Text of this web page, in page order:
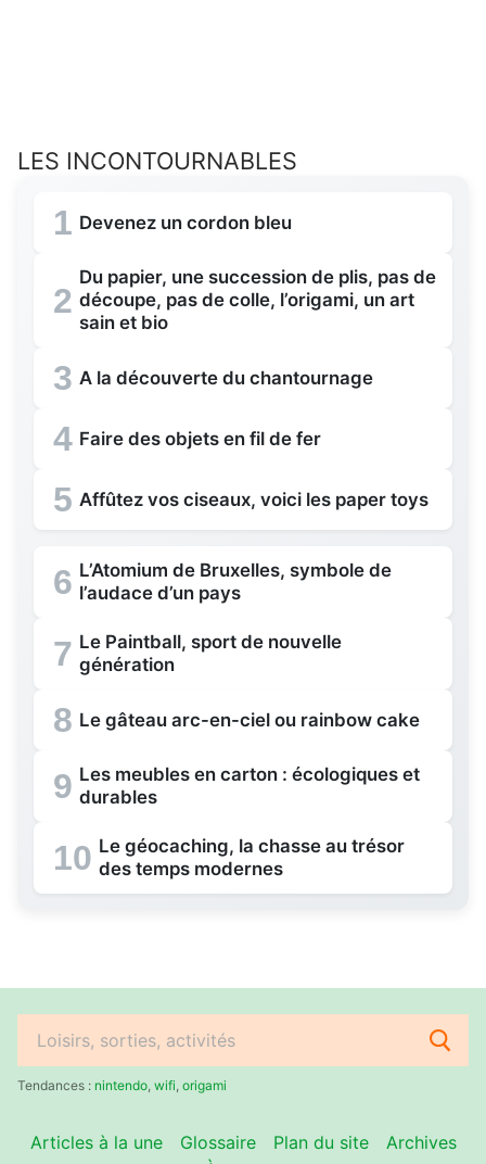
LES INCONTOURNABLES
1 Devenez un cordon bleu
2
Du papier, une succession de plis, pas de
découpe, pas de colle, l’origami, un art
sain et bio
3 A la découverte du chantournage
4 Faire des objets en fil de fer
5 Affûtez vos ciseaux, voici les paper toys
6 L’Atomium de Bruxelles, symbole de
l’audace d’un pays
7 Le Paintball, sport de nouvelle
génération
8 Le gâteau arc-en-ciel ou rainbow cake
9 Les meubles en carton : écologiques et
durables
10 Le géocaching, la chasse au trésor
des temps modernes
Rechercher
:Tendances : nintendo wifi origami
Articles à la une Glossaire Plan du site
Archives